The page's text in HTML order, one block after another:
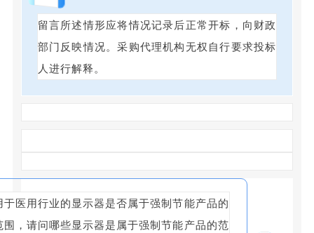
留言所述情形应将情况记录后正常开标，向财政
部门反映情况。采购代理机构无权自行要求投标
人进行解释。
于医用行业的显示器是否属于强制节能产品的
围，请问哪些显示器是属于强制节能产品的范